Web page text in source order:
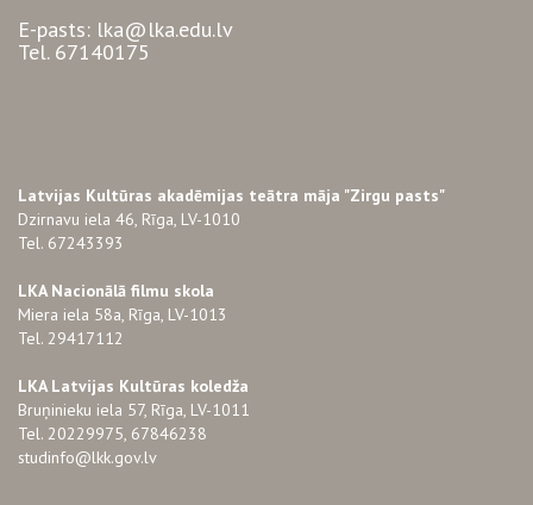
E-pasts: lka@lka.edu.lv
Tel. 67140175
Latvijas Kultūras akadēmijas teātra māja "Zirgu pasts"
Dzirnavu iela 46, Rīga, LV-1010
Tel. 67243393
LKA Nacionālā filmu skola
Miera iela 58a, Rīga, LV-1013
Tel. 29417112
LKA Latvijas Kultūras koledža
Bruņinieku iela 57, Rīga, LV-1011
Tel. 20229975, 67846238
studinfo@lkk.gov.lv